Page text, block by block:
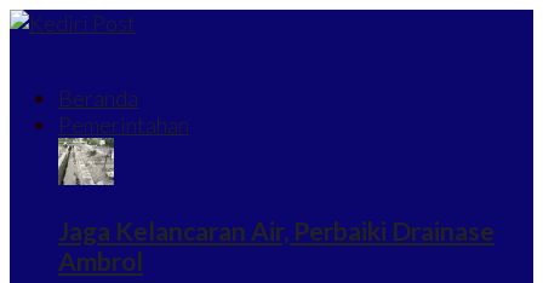
Beranda
Pemerintahan
Jaga Kelancaran Air, Perbaiki Drainase
Ambrol